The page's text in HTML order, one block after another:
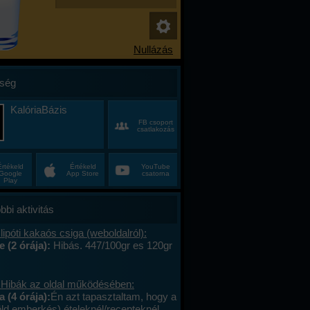
KalóriaBázis
FB csoport
csatlakozás
Play
Értékeld
App Store
YouTube
csatorna
aktivitás
kakaós csiga (weboldalról):
(2 órája): Hibás. 447/100gr es 120gr
az oldal működésében:
(4 órája):Én azt tapasztaltam, hogy a